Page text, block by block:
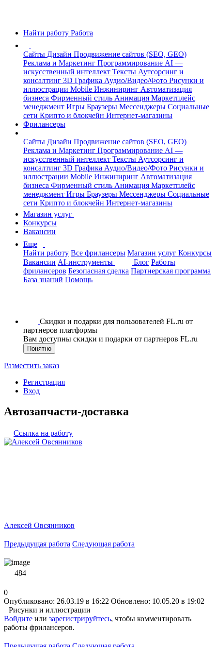
Найти работу Работа
Сайты Дизайн Продвижение сайтов (SEO, GEO)
Реклама и Маркетинг Программирование AI —
искусственный интеллект Тексты Аутсорсинг и
консалтинг 3D Графика Аудио/Видео/Фото Рисунки и
иллюстрации Mobile Инжиниринг Автоматизация
бизнеса Фирменный стиль Анимация Маркетплейс
менеджмент Игры Браузеры Мессенджеры Социальные
сети Крипто и блокчейн Интернет-магазины
Фрилансеры
Сайты Дизайн Продвижение сайтов (SEO, GEO)
Реклама и Маркетинг Программирование AI —
искусственный интеллект Тексты Аутсорсинг и
консалтинг 3D Графика Аудио/Видео/Фото Рисунки и
иллюстрации Mobile Инжиниринг Автоматизация
бизнеса Фирменный стиль Анимация Маркетплейс
менеджмент Игры Браузеры Мессенджеры Социальные
сети Крипто и блокчейн Интернет-магазины
Магазин услуг
Конкурсы
Вакансии
Еще
Найти работу Все фрилансеры Магазин услуг Конкурсы
Вакансии AI-инструменты Блог Работы
фрилансеров Безопасная сделка Партнерская программа
База знаний Помощь
Скидки и подарки для пользователей FL.ru от
партнеров платформы
Вам доступны скидки и подарки от партнеров FL.ru
Понятно
Разместить заказ
Регистрация
Вход
Автозапчасти-доставка
Ссылка на работу
Алексей Овсянников
Предыдущая работа Следующая работа
484
0
Опубликовано: 26.03.19 в 16:22 Обновлено: 10.05.20 в 19:02
Рисунки и иллюстрации
Войдите или зарегистрируйтесь, чтобы комментировать
работы фрилансеров.